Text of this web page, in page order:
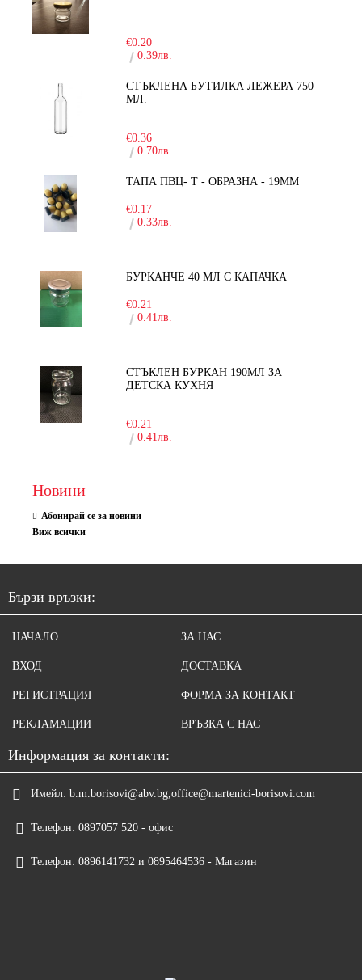
€0.20
0.39лв.
СТЪКЛЕНА БУТИЛКА ЛЕЖЕРА 750
МЛ.
€0.36
0.70лв.
ТАПА ПВЦ- Т - ОБРАЗНА - 19ММ
€0.17
0.33лв.
БУРКАНЧЕ 40 МЛ С КАПАЧКА
€0.21
0.41лв.
СТЪКЛЕН БУРКАН 190МЛ ЗА
ДЕТСКА КУХНЯ
€0.21
0.41лв.
Новини
Абонирай се за новини
Виж всички
Бързи връзки:
НАЧАЛО
ВХОД
РЕГИСТРАЦИЯ
РЕКЛАМАЦИИ
ЗА НАС
ДОСТАВКА
ФОРМА ЗА КОНТАКТ
ВРЪЗКА С НАС
Информация за контакти:
Имейл: b.m.borisovi@abv.bg,office@martenici-borisovi.com
Телефон: 0897057 520 - офис
Телефон: 0896141732 и 0895464536 - Магазин